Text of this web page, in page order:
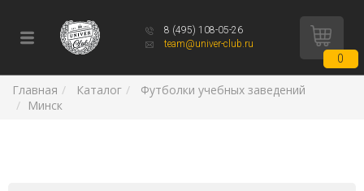
8 (495) 108-05-26
team@univer-club.ru
0
Главная Каталог
Футболки учебных заведений
Минск